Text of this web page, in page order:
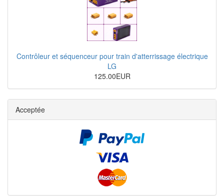
Contrôleur et séquenceur pour train d'atterrissage électrique
LG
125.00EUR
Acceptée